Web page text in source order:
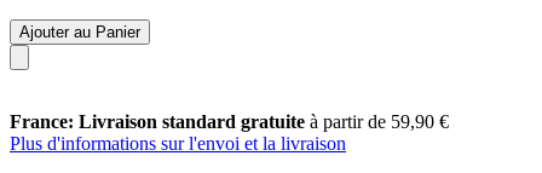
Ajouter au Panier
France: Livraison standard gratuite à partir de 59,90 €
Plus d'informations sur l'envoi et la livraison